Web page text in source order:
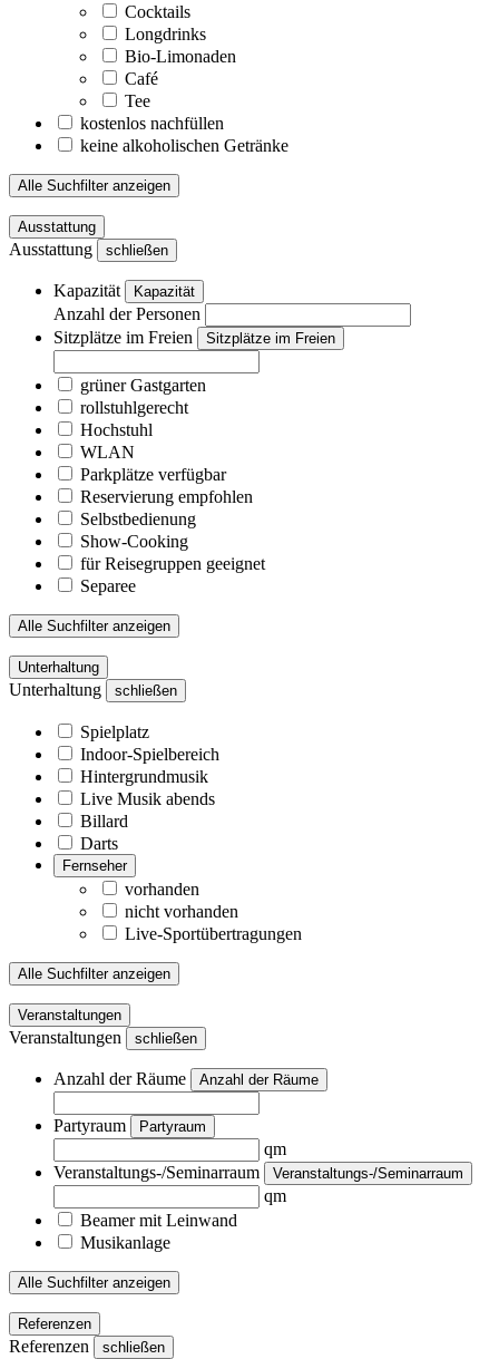
Cocktails
Longdrinks
Bio-Limonaden
Café
Tee
kostenlos nachfüllen
keine alkoholischen Getränke
Alle Suchfilter anzeigen
Ausstattung
Ausstattung schließen
Kapazität Kapazität
Anzahl der Personen
Sitzplätze im Freien
Sitzplätze im Freien
grüner Gastgarten
rollstuhlgerecht
Hochstuhl
WLAN
Parkplätze verfügbar
Reservierung empfohlen
Selbstbedienung
Show-Cooking
für Reisegruppen geeignet
Separee
Alle Suchfilter anzeigen
Unterhaltung
Unterhaltung schließen
Spielplatz
Indoor-Spielbereich
Hintergrundmusik
Live Musik abends
Billard
Darts
Fernseher
vorhanden
nicht vorhanden
Live-Sportübertragungen
Alle Suchfilter anzeigen
Veranstaltungen
Veranstaltungen schließen
Anzahl der Räume Anzahl der Räume
Partyraum Partyraum
qm
Veranstaltungs-/Seminarraum
Veranstaltungs-/Seminarraum
qm
Beamer mit Leinwand
Musikanlage
Alle Suchfilter anzeigen
Referenzen
Referenzen schließen